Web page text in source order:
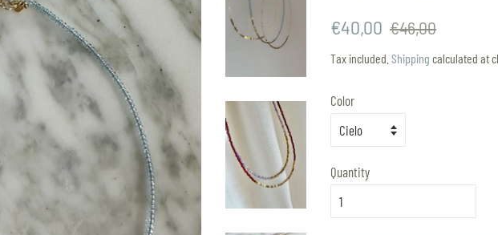
Regular
€40,00
Sale
€46,00
Tax included. Shipping calculated at
Color
Quantity